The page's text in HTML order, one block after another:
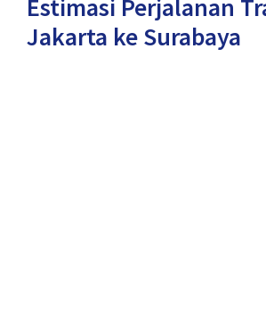
Estimasi Perjalanan
Jakarta ke Surabaya